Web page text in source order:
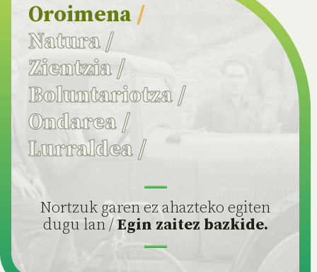
Oroimena /
Natura/
Zientzia /
Boluntariotza/
Ondarea/
Lurraldea/
Nortzuk garen ez ahazteko egiten
dugu lan /Egin zaitez bazkide.